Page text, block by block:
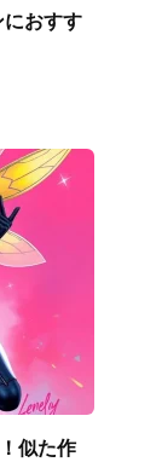
におすす
似た作